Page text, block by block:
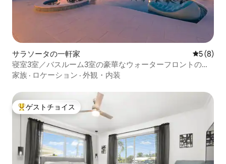
サラソータの一軒家 レビュー
5 (8)
寝室3室／バスルーム3室の豪華なウォーターフロントの家
（プール付き、ボート利用可）
家族 · ロケーション · 外観・内装
大好評のゲストチョイスです。
ゲストチョイス